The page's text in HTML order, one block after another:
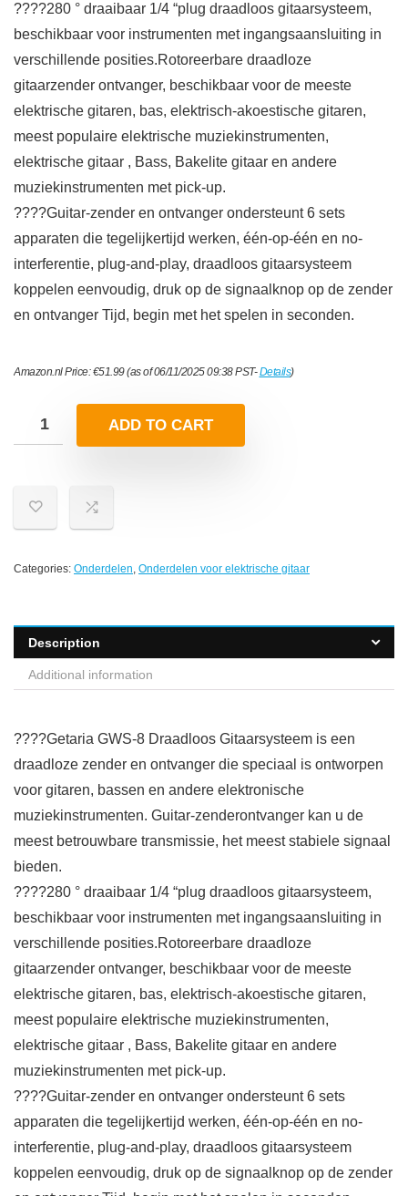
????280 ° draaibaar 1/4 “plug draadloos gitaarsysteem,
beschikbaar voor instrumenten met ingangsaansluiting in
verschillende posities.Rotoreerbare draadloze
gitaarzender ontvanger, beschikbaar voor de meeste
elektrische gitaren, bas, elektrisch-akoestische gitaren,
meest populaire elektrische muziekinstrumenten,
elektrische gitaar , Bass, Bakelite gitaar en andere
muziekinstrumenten met pick-up.
????Guitar-zender en ontvanger ondersteunt 6 sets
apparaten die tegelijkertijd werken, één-op-één en no-
interferentie, plug-and-play, draadloos gitaarsysteem
koppelen eenvoudig, druk op de signaalknop op de zender
en ontvanger Tijd, begin met het spelen in seconden.
Amazon.nl Price:€51.99(as of 06/11/2025 09:38 PST-Details)
ADD TO CART
Categories: Onderdelen, Onderdelen voor elektrische gitaar
Description
Additional information
????Getaria GWS-8 Draadloos Gitaarsysteem is een
draadloze zender en ontvanger die speciaal is ontworpen
voor gitaren, bassen en andere elektronische
muziekinstrumenten. Guitar-zenderontvanger kan u de
meest betrouwbare transmissie, het meest stabiele signaal
bieden.
????280 ° draaibaar 1/4 “plug draadloos gitaarsysteem,
beschikbaar voor instrumenten met ingangsaansluiting in
verschillende posities.Rotoreerbare draadloze
gitaarzender ontvanger, beschikbaar voor de meeste
elektrische gitaren, bas, elektrisch-akoestische gitaren,
meest populaire elektrische muziekinstrumenten,
elektrische gitaar , Bass, Bakelite gitaar en andere
muziekinstrumenten met pick-up.
????Guitar-zender en ontvanger ondersteunt 6 sets
apparaten die tegelijkertijd werken, één-op-één en no-
interferentie, plug-and-play, draadloos gitaarsysteem
koppelen eenvoudig, druk op de signaalknop op de zender